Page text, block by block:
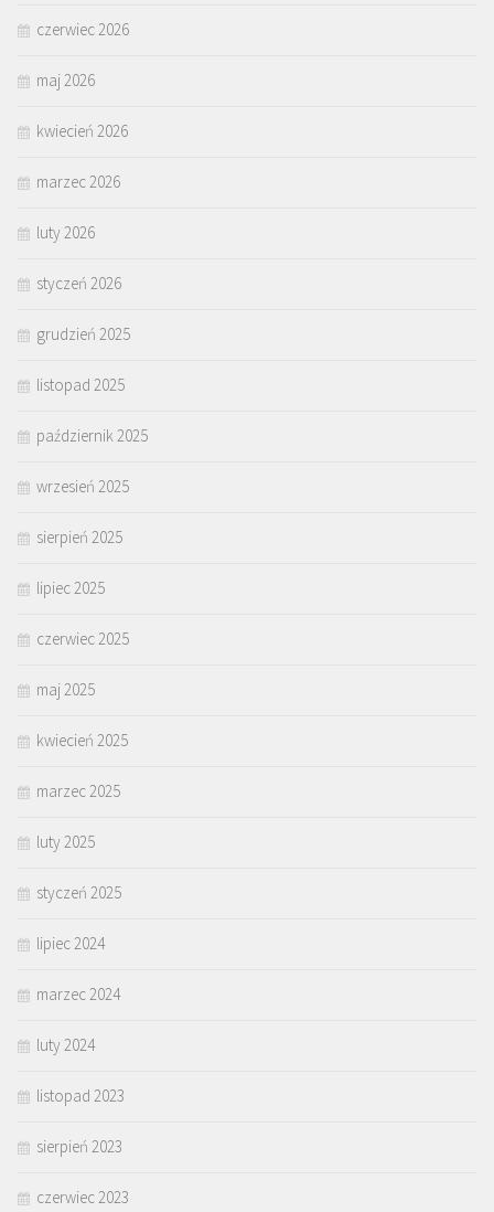
czerwiec 2026
maj 2026
kwiecień 2026
marzec 2026
luty 2026
styczeń 2026
grudzień 2025
listopad 2025
październik 2025
wrzesień 2025
sierpień 2025
lipiec 2025
czerwiec 2025
maj 2025
kwiecień 2025
marzec 2025
luty 2025
styczeń 2025
lipiec 2024
marzec 2024
luty 2024
listopad 2023
sierpień 2023
czerwiec 2023